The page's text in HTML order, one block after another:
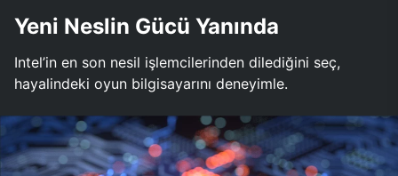
Yeni Neslin Gücü Yanında
Intel’in en son nesil işlemcilerinden dilediğini seç,
hayalindeki oyun bilgisayarını deneyimle.